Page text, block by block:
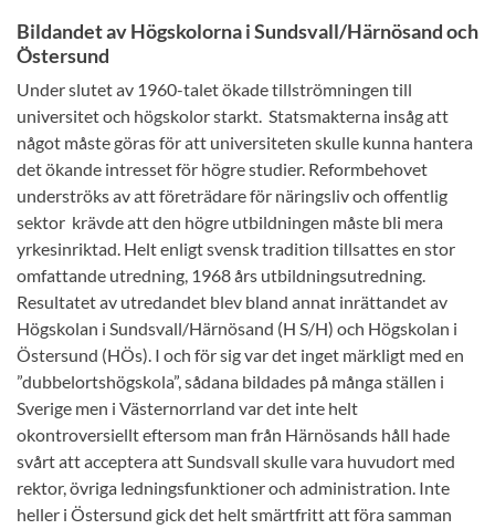
Bildandet av Högskolorna i Sundsvall/Härnösand och
Östersund
Under slutet av 1960-talet ökade tillströmningen till
universitet och högskolor starkt. Statsmakterna insåg att
något måste göras för att universiteten skulle kunna hantera
det ökande intresset för högre studier. Reformbehovet
underströks av att företrädare för näringsliv och offentlig
sektor krävde att den högre utbildningen måste bli mera
yrkesinriktad. Helt enligt svensk tradition tillsattes en stor
omfattande utredning, 1968 års utbildningsutredning.
Resultatet av utredandet blev bland annat inrättandet av
Högskolan i Sundsvall/Härnösand (H S/H) och Högskolan i
Östersund (HÖs). I och för sig var det inget märkligt med en
”dubbelortshögskola”, sådana bildades på många ställen i
Sverige men i Västernorrland var det inte helt
okontroversiellt eftersom man från Härnösands håll hade
svårt att acceptera att Sundsvall skulle vara huvudort med
rektor, övriga ledningsfunktioner och administration. Inte
heller i Östersund gick det helt smärtfritt att föra samman